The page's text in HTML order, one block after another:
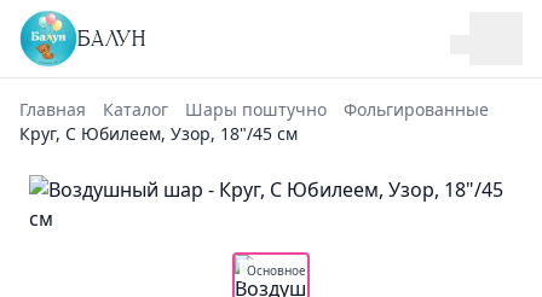
БАЛУН
Главная Каталог Шары поштучно
Фольгированные
Круг, С Юбилеем, Узор, 18"/45 см
Основное